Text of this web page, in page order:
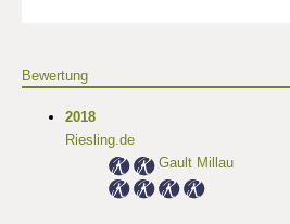
Bewertung
2018
Riesling.de
Gault Millau